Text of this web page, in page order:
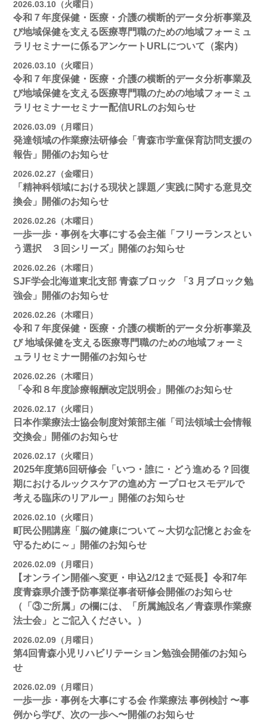
2026.03.10（火曜日）
令和７年度保健・医療・介護の横断的データ分析事業及
び地域保健を支える医療専門職のための地域フォーミュ
ラリセミナーに係るアンケートURLについて（案内）
2026.03.10（火曜日）
令和７年度保健・医療・介護の横断的データ分析事業及
び地域保健を支える医療専門職のための地域フォーミュ
ラリセミナーセミナー配信URLのお知らせ
2026.03.09（月曜日）
発達領域の作業療法研修会「青森市学童保育訪問支援の
報告」開催のお知らせ
2026.02.27（金曜日）
「精神科領域における現状と課題／実践に関する意見交
換会」開催のお知らせ
2026.02.26（木曜日）
一歩一歩・事例を大事にする会主催「フリーランスとい
う選択 ３回シリーズ」開催のお知らせ
2026.02.26（木曜日）
SJF学会北海道東北支部 ⻘森ブロック 「3 月ブロック勉
強会」開催のお知らせ
2026.02.26（木曜日）
令和７年度保健・医療・介護の横断的データ分析事業及
び 地域保健を支える医療専門職のための地域フォーミ
ュラリセミナー開催のお知らせ
2026.02.26（木曜日）
「令和８年度診療報酬改定説明会」開催のお知らせ
2026.02.17（火曜日）
日本作業療法士協会制度対策部主催「司法領域士会情報
交換会」開催のお知らせ
2026.02.17（火曜日）
2025年度第6回研修会「いつ・誰に・どう進める？回復
期におけるルックスケアの進め方 ープロセスモデルで
考える臨床のリアルー」開催のお知らせ
2026.02.10（火曜日）
町民公開講座「脳の健康について～大切な記憶とお金を
守るために～」開催のお知らせ
2026.02.09（月曜日）
【オンライン開催へ変更・申込2/12まで延長】令和7年
度青森県介護予防事業従事者研修会開催のお知らせ
（「③ご所属」の欄には、「所属施設名／青森県作業療
法士会」とご記入ください。）
2026.02.09（月曜日）
第4回青森小児リハビリテーション勉強会開催のお知ら
せ
2026.02.09（月曜日）
一歩一歩・事例を大事にする会 作業療法 事例検討 〜事
例から学び、次の一歩へ〜開催のお知らせ